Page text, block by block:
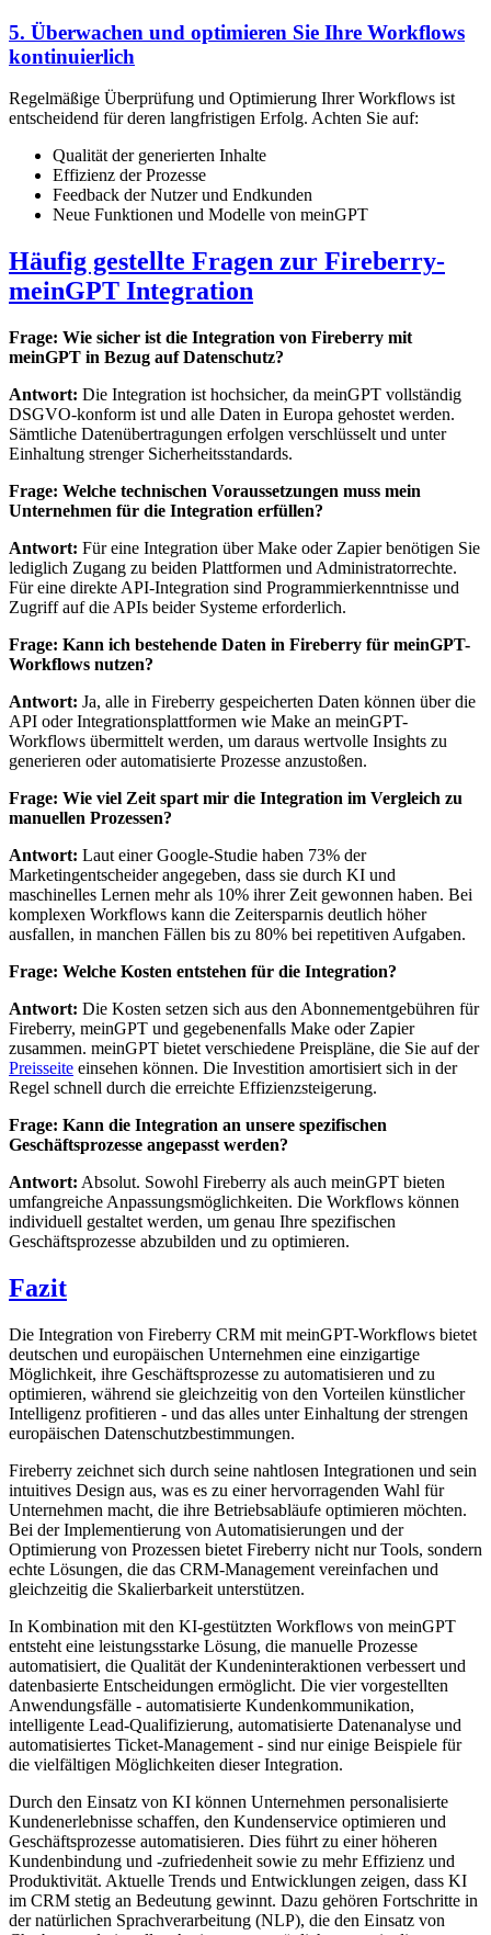
5. Überwachen und optimieren Sie Ihre Workflows
kontinuierlich
Regelmäßige Überprüfung und Optimierung Ihrer Workflows ist
entscheidend für deren langfristigen Erfolg. Achten Sie auf:
Qualität der generierten Inhalte
Effizienz der Prozesse
Feedback der Nutzer und Endkunden
Neue Funktionen und Modelle von meinGPT
Häufig gestellte Fragen zur Fireberry-
meinGPT Integration
Frage: Wie sicher ist die Integration von Fireberry mit
meinGPT in Bezug auf Datenschutz?
Antwort: Die Integration ist hochsicher, da meinGPT vollständig
DSGVO-konform ist und alle Daten in Europa gehostet werden.
Sämtliche Datenübertragungen erfolgen verschlüsselt und unter
Einhaltung strenger Sicherheitsstandards.
Frage: Welche technischen Voraussetzungen muss mein
Unternehmen für die Integration erfüllen?
Antwort: Für eine Integration über Make oder Zapier benötigen Sie
lediglich Zugang zu beiden Plattformen und Administratorrechte.
Für eine direkte API-Integration sind Programmierkenntnisse und
Zugriff auf die APIs beider Systeme erforderlich.
Frage: Kann ich bestehende Daten in Fireberry für meinGPT-
Workflows nutzen?
Antwort: Ja, alle in Fireberry gespeicherten Daten können über die
API oder Integrationsplattformen wie Make an meinGPT-
Workflows übermittelt werden, um daraus wertvolle Insights zu
generieren oder automatisierte Prozesse anzustoßen.
Frage: Wie viel Zeit spart mir die Integration im Vergleich zu
manuellen Prozessen?
Antwort: Laut einer Google-Studie haben 73% der
Marketingentscheider angegeben, dass sie durch KI und
maschinelles Lernen mehr als 10% ihrer Zeit gewonnen haben. Bei
komplexen Workflows kann die Zeitersparnis deutlich höher
ausfallen, in manchen Fällen bis zu 80% bei repetitiven Aufgaben.
Frage: Welche Kosten entstehen für die Integration?
Antwort: Die Kosten setzen sich aus den Abonnementgebühren für
Fireberry, meinGPT und gegebenenfalls Make oder Zapier
zusammen. meinGPT bietet verschiedene Preispläne, die Sie auf der
Preisseite einsehen können. Die Investition amortisiert sich in der
Regel schnell durch die erreichte Effizienzsteigerung.
Frage: Kann die Integration an unsere spezifischen
Geschäftsprozesse angepasst werden?
Antwort: Absolut. Sowohl Fireberry als auch meinGPT bieten
umfangreiche Anpassungsmöglichkeiten. Die Workflows können
individuell gestaltet werden, um genau Ihre spezifischen
Geschäftsprozesse abzubilden und zu optimieren.
Fazit
Die Integration von Fireberry CRM mit meinGPT-Workflows bietet
deutschen und europäischen Unternehmen eine einzigartige
Möglichkeit, ihre Geschäftsprozesse zu automatisieren und zu
optimieren, während sie gleichzeitig von den Vorteilen künstlicher
Intelligenz profitieren - und das alles unter Einhaltung der strengen
europäischen Datenschutzbestimmungen.
Fireberry zeichnet sich durch seine nahtlosen Integrationen und sein
intuitives Design aus, was es zu einer hervorragenden Wahl für
Unternehmen macht, die ihre Betriebsabläufe optimieren möchten.
Bei der Implementierung von Automatisierungen und der
Optimierung von Prozessen bietet Fireberry nicht nur Tools, sondern
echte Lösungen, die das CRM-Management vereinfachen und
gleichzeitig die Skalierbarkeit unterstützen.
In Kombination mit den KI-gestützten Workflows von meinGPT
entsteht eine leistungsstarke Lösung, die manuelle Prozesse
automatisiert, die Qualität der Kundeninteraktionen verbessert und
datenbasierte Entscheidungen ermöglicht. Die vier vorgestellten
Anwendungsfälle - automatisierte Kundenkommunikation,
intelligente Lead-Qualifizierung, automatisierte Datenanalyse und
automatisiertes Ticket-Management - sind nur einige Beispiele für
die vielfältigen Möglichkeiten dieser Integration.
Durch den Einsatz von KI können Unternehmen personalisierte
Kundenerlebnisse schaffen, den Kundenservice optimieren und
Geschäftsprozesse automatisieren. Dies führt zu einer höheren
Kundenbindung und -zufriedenheit sowie zu mehr Effizienz und
Produktivität. Aktuelle Trends und Entwicklungen zeigen, dass KI
im CRM stetig an Bedeutung gewinnt. Dazu gehören Fortschritte in
der natürlichen Sprachverarbeitung (NLP), die den Einsatz von